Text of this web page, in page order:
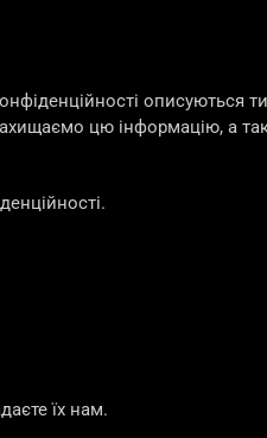
описуються
цю інформацію, а
їх нам.